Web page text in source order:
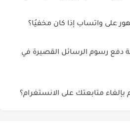
على واتساب إذا كان مخفيُا؟
رسوم الرسائل القصيرة في
متابعتك على الانستغرام؟